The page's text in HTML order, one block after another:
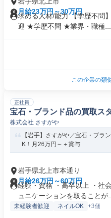
月給23万円～30万円
求める人材/能力 【学歴不問
迎 ★学歴不問 ★業界・職種...
この企業の類
正社員
宝石・ブランド品の買取ス
株式会社 さすがや
【岩手】さすがや／宝石・ブラ
K！月26万円～＋賞与
岩手県北上市本通り
月給26万円～60万円
経験・資格 ・高卒以上 ・社
ュニケーションを取ることが...
未経験者歓迎 ネイルOK +3個